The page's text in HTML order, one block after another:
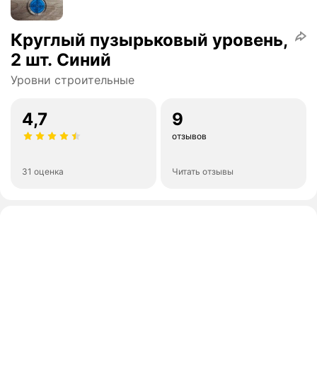
Круглый пузырьковый уровень,
2 шт. Синий
Уровни строительные
4,7
31 оценка
9
отзывов
Читать отзывы